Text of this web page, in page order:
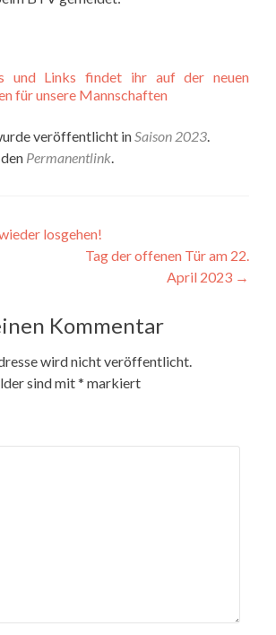
und Links findet ihr auf der neuen
für unsere Mannschaften
veröffentlicht inSaison 2023.
Permanentlink.
losgehen!
Tag der offenen Tür am 22.
April 2023 →
Kommentar
wird nicht veröffentlicht.
sind mit* markiert